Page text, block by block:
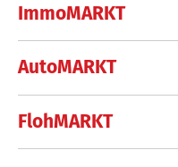
ImmoMARKT
AutoMARKT
FlohMARKT